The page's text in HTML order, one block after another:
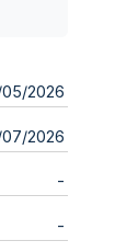
05/2026
2026
-
-